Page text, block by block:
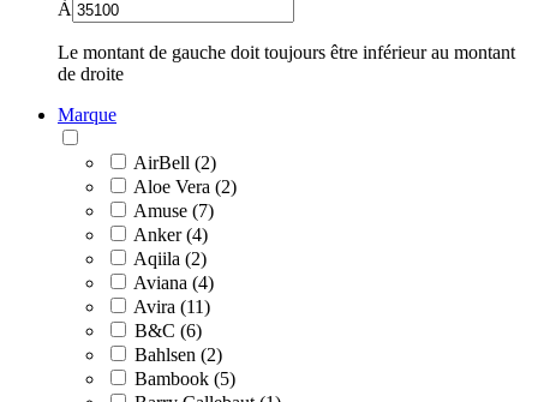
À
Le montant de gauche doit toujours être inférieur au montant
de droite
Marque
AirBell (2)
Aloe Vera (2)
Amuse (7)
Anker (4)
Aqiila (2)
Aviana (4)
Avira (11)
B&C (6)
Bahlsen (2)
Bambook (5)